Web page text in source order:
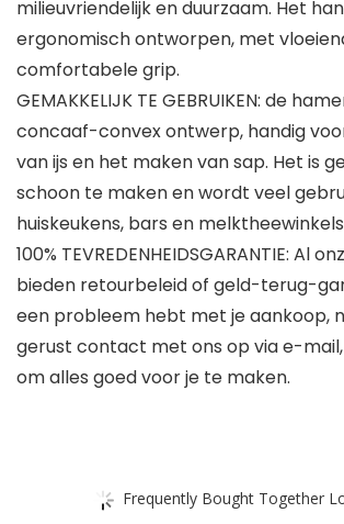
milieuvriendelijk en duurzaam. Het
ergonomisch ontworpen, met
comfortabele grip.
GEMAKKELIJK TE GEBRUIKEN: de
concaaf-convex ontwerp, handig
van ijs en het maken van sap. Het is
schoon te maken en wordt veel
huiskeukens, bars en
100% TEVREDENHEIDSGARANTIE: Al
bieden retourbeleid of geld-terug-
een probleem hebt met je aankoop,
gerust contact met ons op via e-
om alles goed voor je te maken.
Frequently Bought Together